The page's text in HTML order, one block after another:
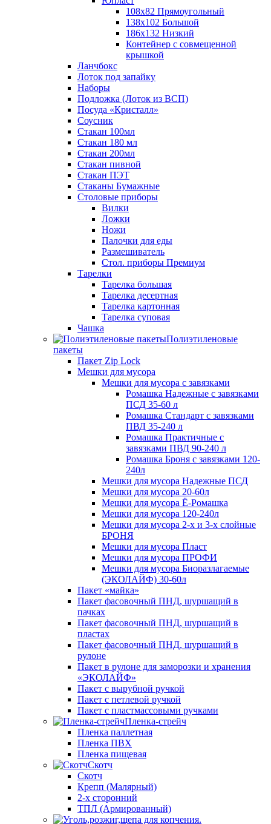
108х82 Прямоугольный
138х102 Большой
186х132 Низкий
Контейнер с совмещенной
крышкой
Ланчбокс
Лоток под запайку
Наборы
Подложка (Лоток из ВСП)
Посуда «Кристалл»
Соусник
Стакан 100мл
Стакан 180 мл
Стакан 200мл
Стакан пивной
Стакан ПЭТ
Стаканы Бумажные
Столовые приборы
Вилки
Ложки
Ножи
Палочки для еды
Размешиватель
Стол. приборы Премиум
Тарелки
Тарелка большая
Тарелка десертная
Тарелка картонная
Тарелка суповая
Чашка
Полиэтиленовые
пакеты
Пакет Zip Lock
Мешки для мусора
Мешки для мусора с завязками
Ромашка Надежные с завязками
ПСД 35-60 л
Ромашка Стандарт с завязками
ПВД 35-240 л
Ромашка Практичные с
завязками ПВД 90-240 л
Ромашка Броня с завязками 120-
240л
Мешки для мусора Надежные ПСД
Мешки для мусора 20-60л
Мешки для мусора Ё-Ромашка
Мешки для мусора 120-240л
Мешки для мусора 2-х и 3-х слойные
БРОНЯ
Мешки для мусора Пласт
Мешки для мусора ПРОФИ
Мешки для мусора Биоразлагаемые
(ЭКОЛАЙФ) 30-60л
Пакет «майка»
Пакет фасовочный ПНД, шуршащий в
пачках
Пакет фасовочный ПНД, шуршащий в
пластах
Пакет фасовочный ПНД, шуршащий в
рулоне
Пакет в рулоне для заморозки и хранения
«ЭКОЛАЙФ»
Пакет с вырубной ручкой
Пакет с петлевой ручкой
Пакет с пластмассовыми ручками
Пленка-стрейч
Пленка паллетная
Пленка ПВХ
Пленка пищевая
Скотч
Скотч
Крепп (Малярный)
2-х сторонний
ТПЛ (Армированный)